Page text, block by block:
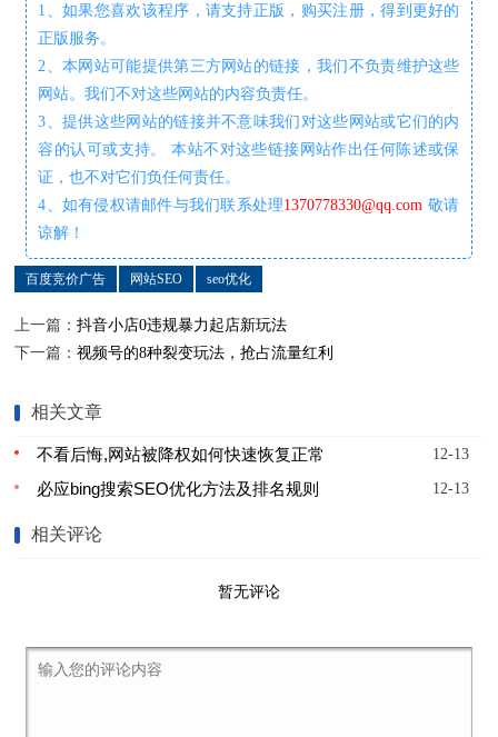
1、如果您喜欢该程序，请支持正版，购买注册，得到更好的
正版服务。
2、本网站可能提供第三方网站的链接，我们不负责维护这些
网站。我们不对这些网站的内容负责任。
3、提供这些网站的链接并不意味我们对这些网站或它们的内
容的认可或支持。 本站不对这些链接网站作出任何陈述或保
证，也不对它们负任何责任。
4、如有侵权请邮件与我们联系处理1370778330@qq.com 敬请
谅解！
百度竞价广告 网站SEO seo优化
上一篇：抖音小店0违规暴力起店新玩法
下一篇：视频号的8种裂变玩法，抢占流量红利
相关文章
12-13
不看后悔,网站被降权如何快速恢复正常
12-13
必应bing搜索SEO优化方法及排名规则
相关评论
暂无评论